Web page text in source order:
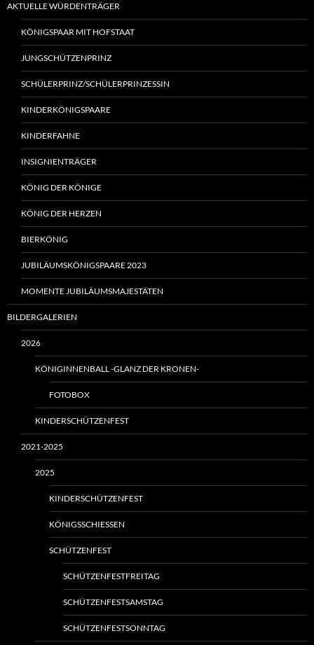
AKTUELLE WÜRDENTRÄGER
KÖNIGSPAAR MIT HOFSTAAT
JUNGSCHÜTZENPRINZ
SCHÜLERPRINZ/SCHÜLERPRINZESSIN
KINDERKÖNIGSPAARE
KINDERFAHNE
INSIGNIENTRÄGER
KÖNIG DER KÖNIGE
KÖNIG DER HERZEN
BIERKÖNIG
JUBILÄUMSKÖNIGSPAARE 2023
MOMENTE JUBILÄUMSMAJESTÄTEN
BILDERGALERIEN
2026
KÖNIGINNENBALL -GLANZ DER KRONEN-
FOTOBOX
KINDERSCHÜTZENFEST
2021-2025
2025
KINDERSCHÜTZENFEST
KÖNIGSSCHIESSEN
SCHÜTZENFEST
SCHÜTZENFESTFREITAG
SCHÜTZENFESTSAMSTAG
SCHÜTZENFESTSONNTAG